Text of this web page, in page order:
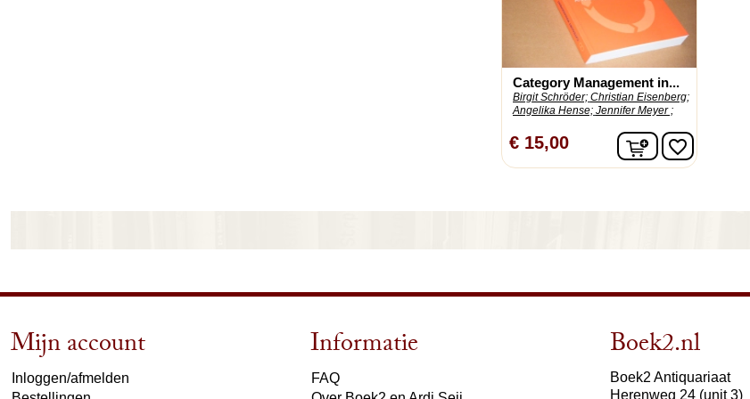
Category Management in...
Birgit Schröder; Christian Eisenberg;
Angelika Hense; Jennifer Meyer ;
€ 15,00 In winkelwagen
favorite_border
Mijn account
Inloggen/afmelden
Informatie
FAQ
Boek2.nl
Boek2 Antiquariaat
Herenweg 24 (unit 3)